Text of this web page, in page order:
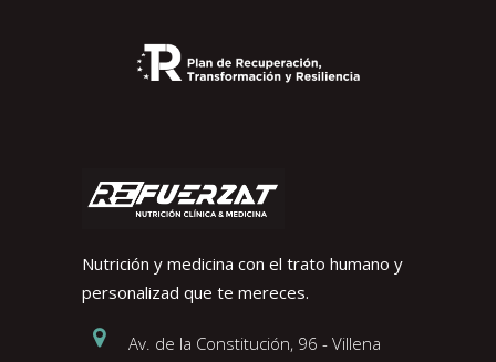
Nutrición y medicina con el trato humano y
personalizad que te mereces.
Av. de la Constitución, 96 - Villena